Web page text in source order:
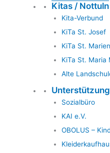
Kitas / Nottuln
Kita-Verbund
KiTa St. Josef
KiTa St. Marien
KiTa St. Maria
Alte
Unterstützung
Sozialbüro
KAI e.V.
OBOLUS –